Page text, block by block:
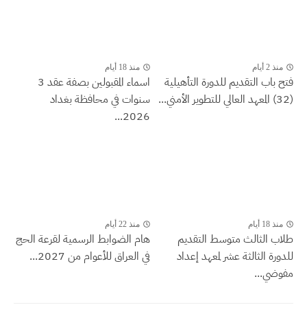
منذ 2 أيام
فتح باب التقديم للدورة التأهيلية
(32) المعهد العالي للتطوير الأمني...
منذ 18 أيام
اسماء المقبولين بصفة عقد 3
سنوات في محافظة بغداد
2026...
منذ 18 أيام
طلاب الثالث متوسط التقديم
للدورة الثالثة عشر لمعهد إعداد
مفوضي...
منذ 22 أيام
هام الضوابط الرسمية لقرعة الحج
في العراق للأعوام من 2027...